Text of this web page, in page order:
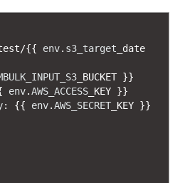
/{{ env. s3_target
date
BUCKET }}
env.AWS_ACCESS KEY }}
: {{ env.AWS_SECRET KEY }}